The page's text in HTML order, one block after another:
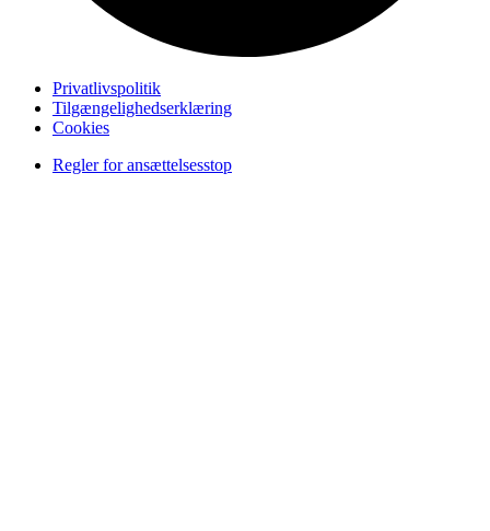
Privatlivspolitik
Tilgængelighedserklæring
Cookies
Regler for ansættelsesstop